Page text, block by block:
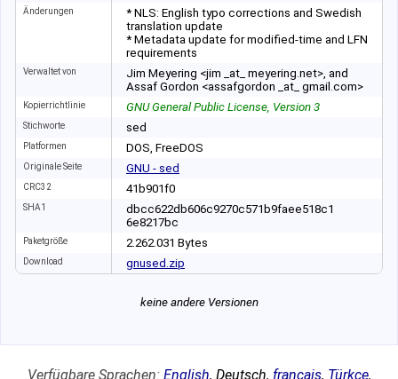
Änderungen
* NLS: English typo corrections and Swedish
translation update
* Metadata update for modified-time and LFN
requirements
Verwaltet von
Jim Meyering <jim _at_ meyering.net>, and
Assaf Gordon <assafgordon _at_ gmail.com>
Kopierrichtlinie GNU General Public License, Version 3
Stichworte sed
Platformen DOS, FreeDOS
Originale Seite GNU - sed
CRC32 41b901f0
SHA1 dbcc622db606c9270c571b9faee518c1
6e8217bc
Paketgröße 2 262 031 Bytes
Download gnused.zip
keine andere Versionen
Verfügbare Sprachen: English, Deutsch, français, Türkçe,